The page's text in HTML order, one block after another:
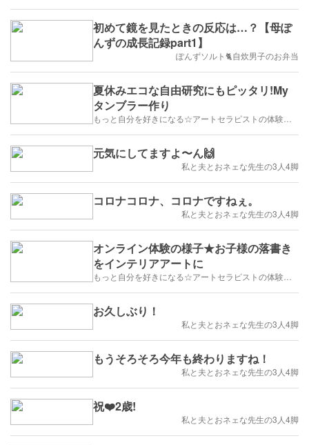
初めて鏡を見たときの反応は…？【母ぽ
んずの成長記録part1】
ぽんずソルト🐈自炊男子のお弁当
夏休みエコな自由研究にもピッタリ!My
タンブラー作り
元気にしてますよ〜ん🙌
私と夫とおネェな先生の3人4脚
コロナコロナ、コロナですねぇ。
私と夫とおネェな先生の3人4脚
オンライン体験の様子★お子様の落書き
をインテリアアートに
お久しぶり！
私と夫とおネェな先生の3人4脚
もうそろそろ今年も終わりますね！
私と夫とおネェな先生の3人4脚
祝❤️2歳!
私と夫とおネェな先生の3人4脚